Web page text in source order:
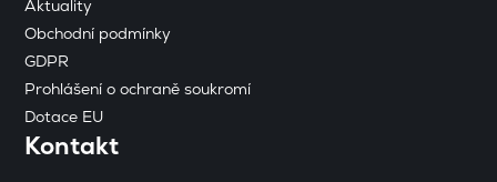
Aktuality
Obchodní podmínky
GDPR
Prohlášení o ochraně soukromí
Dotace EU
Kontakt